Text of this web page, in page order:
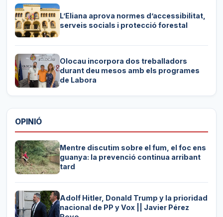
L’Eliana aprova normes d’accessibilitat,
serveis socials i protecció forestal
Olocau incorpora dos treballadors
durant deu mesos amb els programes
de Labora
OPINIÓ
Mentre discutim sobre el fum, el foc ens
guanya: la prevenció continua arribant
tard
Adolf Hitler, Donald Trump y la prioridad
nacional de PP y Vox || Javier Pérez